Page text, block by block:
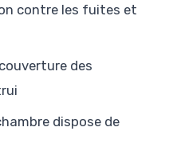
contre les fuites et
des
dispose de